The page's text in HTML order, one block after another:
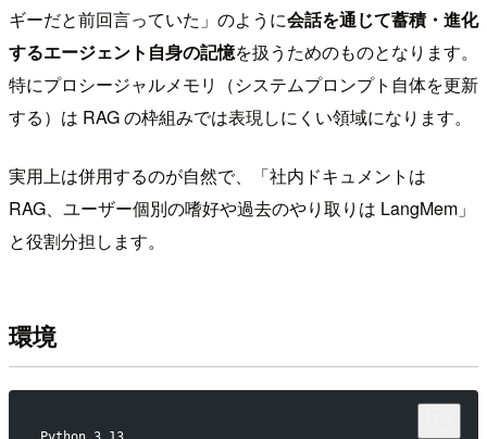
ギーだと前回言っていた」のように会話を通じて蓄積・進化
するエージェント自身の記憶を扱うためのものとなります。
特にプロシージャルメモリ（システムプロンプト自体を更新
する）は RAG の枠組みでは表現しにくい領域になります。
実用上は併用するのが自然で、「社内ドキュメントは
RAG、ユーザー個別の嗜好や過去のやり取りは LangMem」
と役割分担します。
環境